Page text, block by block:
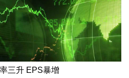
三升 EPS暴增